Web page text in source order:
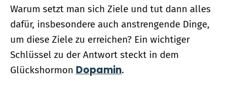
Warum setzt man sich Ziele und tut dann alles
dafür, insbesondere auch anstrengende Dinge,
um diese Ziele zu erreichen? Ein wichtiger
Schlüssel zu der Antwort steckt in dem
Glückshormon Dopamin.